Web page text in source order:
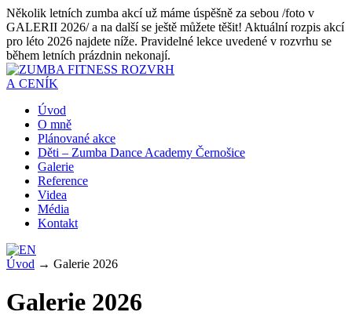
Několik letních zumba akcí už máme úspěšně za sebou /foto v
GALERII 2026/ a na další se ještě můžete těšit! Aktuální rozpis akcí
pro léto 2026 najdete níže. Pravidelné lekce uvedené v rozvrhu se
během letních prázdnin nekonají.
ROZVRH
A CENÍK
Úvod
O mně
Plánované akce
Děti – Zumba Dance Academy Černošice
Galerie
Reference
Videa
Média
Kontakt
Úvod → Galerie 2026
Galerie 2026